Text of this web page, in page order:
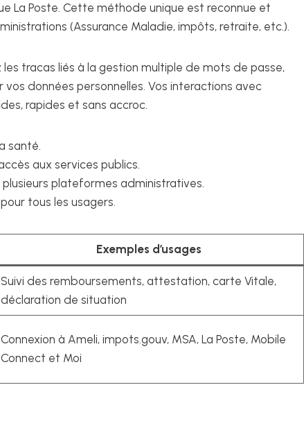
La Poste. Cette méthode unique est reconnue et
(Assurance Maladie, impôts, retraite, etc.).
tracas liés à la gestion multiple de mots de passe,
données personnelles. Vos interactions avec
rapides et sans accroc.
santé.
aux services publics.
plateformes administratives.
tous les usagers.
Exemples d’usages
Suivi des remboursements, attestation, carte Vitale,
déclaration de situation
Connexion à Ameli, impots.gouv, MSA, La Poste, Mobile
Connect et Moi